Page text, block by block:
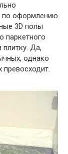
по оформлению
3D полы
паркетного
плитку. Да,
однако
превосходит.